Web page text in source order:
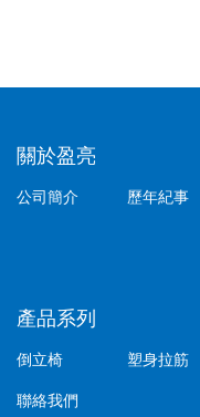
關於盈亮
公司簡介 歷年紀事
產品系列
倒立椅 塑身拉筋
聯絡我們